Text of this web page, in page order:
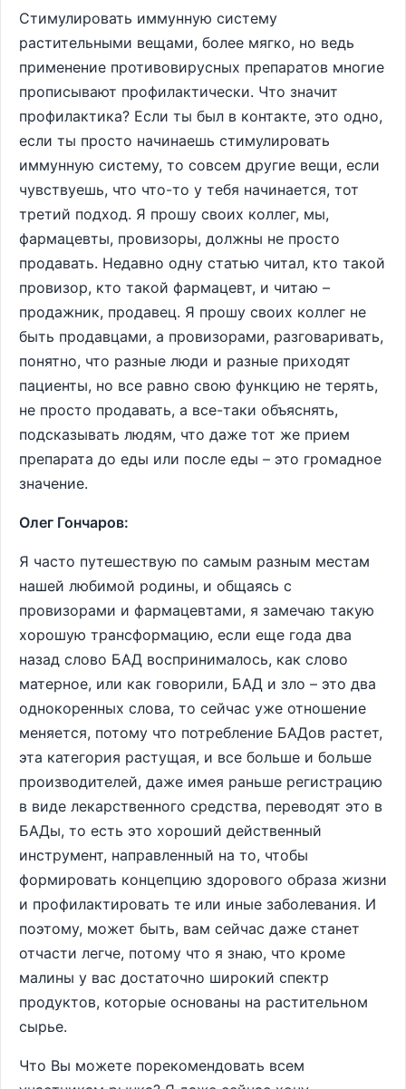
Стимулировать иммунную систему
растительными вещами, более мягко, но ведь
применение противовирусных препаратов многие
прописывают профилактически. Что значит
профилактика? Если ты был в контакте, это одно,
если ты просто начинаешь стимулировать
иммунную систему, то совсем другие вещи, если
чувствуешь, что что-то у тебя начинается, тот
третий подход. Я прошу своих коллег, мы,
фармацевты, провизоры, должны не просто
продавать. Недавно одну статью читал, кто такой
провизор, кто такой фармацевт, и читаю –
продажник, продавец. Я прошу своих коллег не
быть продавцами, а провизорами, разговаривать,
понятно, что разные люди и разные приходят
пациенты, но все равно свою функцию не терять,
не просто продавать, а все-таки объяснять,
подсказывать людям, что даже тот же прием
препарата до еды или после еды – это громадное
значение.
Олег Гончаров:
Я часто путешествую по самым разным местам
нашей любимой родины, и общаясь с
провизорами и фармацевтами, я замечаю такую
хорошую трансформацию, если еще года два
назад слово БАД воспринималось, как слово
матерное, или как говорили, БАД и зло – это два
однокоренных слова, то сейчас уже отношение
меняется, потому что потребление БАДов растет,
эта категория растущая, и все больше и больше
производителей, даже имея раньше регистрацию
в виде лекарственного средства, переводят это в
БАДы, то есть это хороший действенный
инструмент, направленный на то, чтобы
формировать концепцию здорового образа жизни
и профилактировать те или иные заболевания. И
поэтому, может быть, вам сейчас даже станет
отчасти легче, потому что я знаю, что кроме
малины у вас достаточно широкий спектр
продуктов, которые основаны на растительном
сырье.
Что Вы можете порекомендовать всем